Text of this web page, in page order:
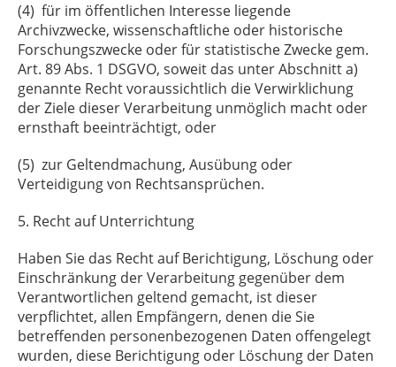
(4) für im öffentlichen Interesse liegende
Archivzwecke, wissenschaftliche oder historische
Forschungszwecke oder für statistische Zwecke gem.
Art. 89 Abs. 1 DSGVO, soweit das unter Abschnitt a)
genannte Recht voraussichtlich die Verwirklichung
der Ziele dieser Verarbeitung unmöglich macht oder
ernsthaft beeinträchtigt, oder
(5) zur Geltendmachung, Ausübung oder
Verteidigung von Rechtsansprüchen.
5. Recht auf Unterrichtung
Haben Sie das Recht auf Berichtigung, Löschung oder
Einschränkung der Verarbeitung gegenüber dem
Verantwortlichen geltend gemacht, ist dieser
verpflichtet, allen Empfängern, denen die Sie
betreffenden personenbezogenen Daten offengelegt
wurden, diese Berichtigung oder Löschung der Daten